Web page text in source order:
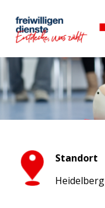
Standort
Heidelberg